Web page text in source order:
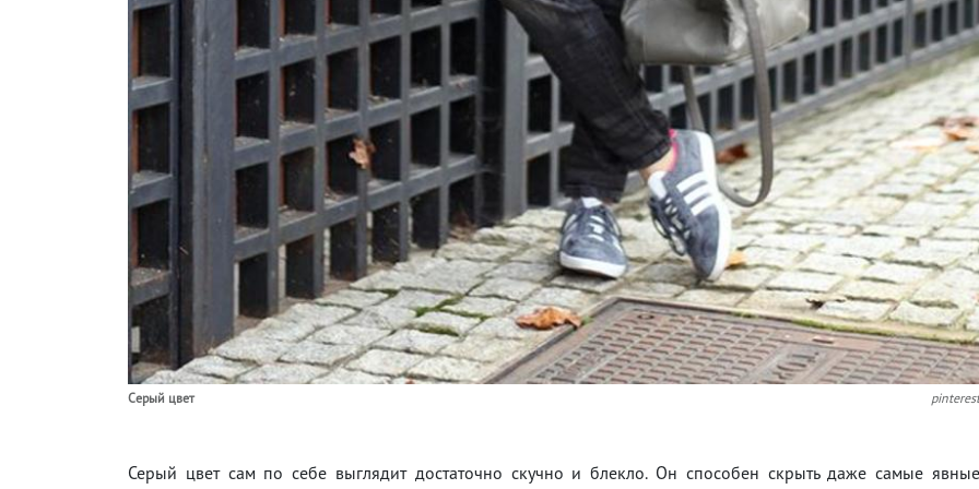
Серый цвет pinterest
Серый цвет сам по себе выглядит достаточно скучно и блекло. Он способен скрыть даже самые явные